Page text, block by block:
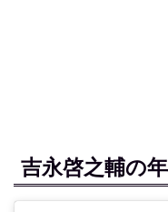
吉永啓之輔の